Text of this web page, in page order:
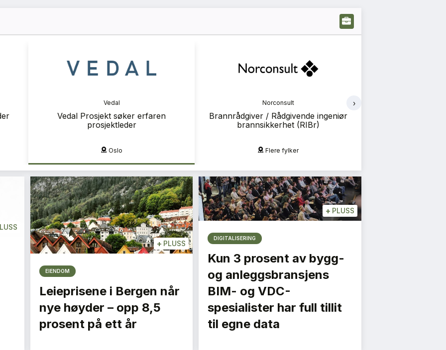
Vedal
Vedal Prosjekt søker erfaren
prosjektleder
Oslo
Norconsult
Brannrådgiver / Rådgivende ingeniør
brannsikkerhet (RIBr)
Flere fylker
›
+ PLUSS
EIENDOM
Leieprisene i Bergen når
nye høyder – opp 8,5
prosent på ett år
+ PLUSS
DIGITALISERING
Kun 3 prosent av bygg-
og anleggsbransjens
BIM- og VDC-
spesialister har full tillit
til egne data